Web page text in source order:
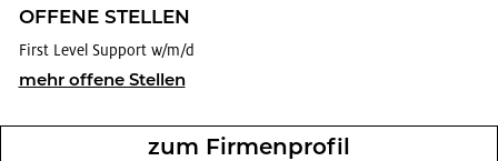
OF­FE­NE STEL­LEN
First Level Sup­port w/m/d
mehr of­fe­ne Stel­len
zum Fir­men­pro­fil